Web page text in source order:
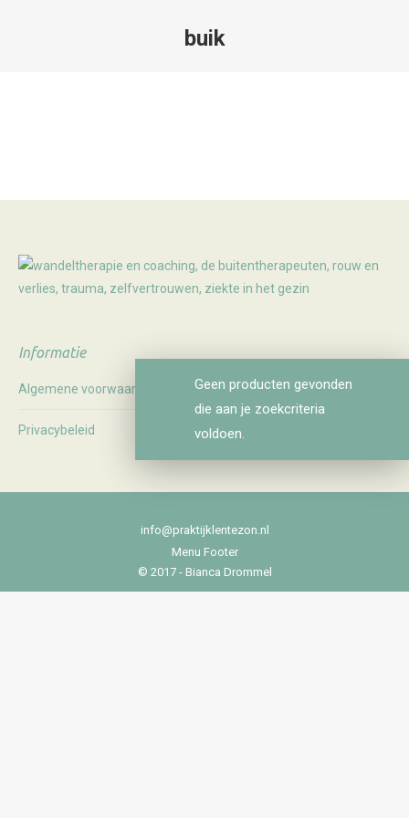
buik
Geen producten gevonden
die aan je zoekcriteria
voldoen.
Informatie
Algemene voorwaarden
Privacybeleid
info@praktijklentezon.nl
Menu Footer
© 2017 - Bianca Drommel